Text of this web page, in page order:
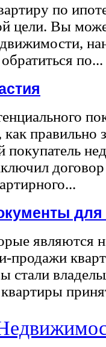
по
цели. Вы
по...
правильно
покупатель
являются
продажи
стали